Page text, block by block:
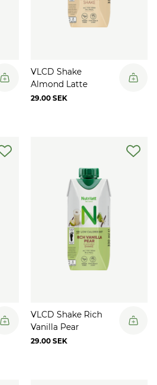
VLCD Shake
Almond Latte
29.00 SEK
VLCD Shake Rich
Vanilla Pear
29.00 SEK